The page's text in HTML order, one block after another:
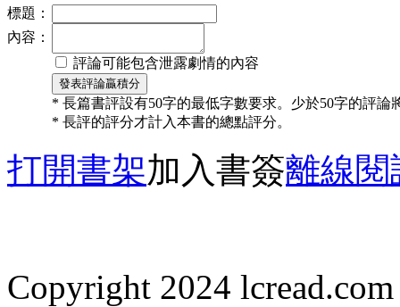
標題：
內容：
評論可能包含泄露劇情的內容
* 長篇書評設有50字的最低字數要求。少於50字的評論
* 長評的評分才計入本書的總點評分。
打開書架加入書簽離線閱
Copyright 2024